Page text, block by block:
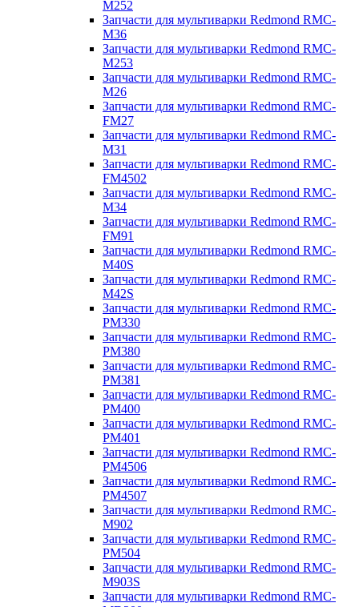
M252
Запчасти для мультиварки Redmond RMC-
M36
Запчасти для мультиварки Redmond RMC-
M253
Запчасти для мультиварки Redmond RMC-
M26
Запчасти для мультиварки Redmond RMC-
FM27
Запчасти для мультиварки Redmond RMC-
M31
Запчасти для мультиварки Redmond RMC-
FM4502
Запчасти для мультиварки Redmond RMC-
M34
Запчасти для мультиварки Redmond RMC-
FM91
Запчасти для мультиварки Redmond RMC-
M40S
Запчасти для мультиварки Redmond RMC-
M42S
Запчасти для мультиварки Redmond RMC-
PM330
Запчасти для мультиварки Redmond RMC-
PM380
Запчасти для мультиварки Redmond RMC-
PM381
Запчасти для мультиварки Redmond RMC-
PM400
Запчасти для мультиварки Redmond RMC-
PM401
Запчасти для мультиварки Redmond RMC-
PM4506
Запчасти для мультиварки Redmond RMC-
PM4507
Запчасти для мультиварки Redmond RMC-
M902
Запчасти для мультиварки Redmond RMC-
PM504
Запчасти для мультиварки Redmond RMC-
M903S
Запчасти для мультиварки Redmond RMC-